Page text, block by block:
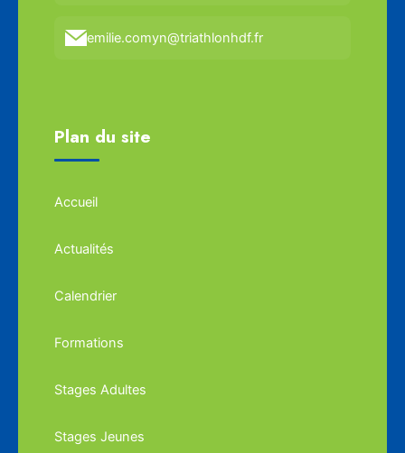
emilie.comyn@triathlonhdf.fr
Plan du site
Accueil
Actualités
Calendrier
Formations
Stages Adultes
Stages Jeunes